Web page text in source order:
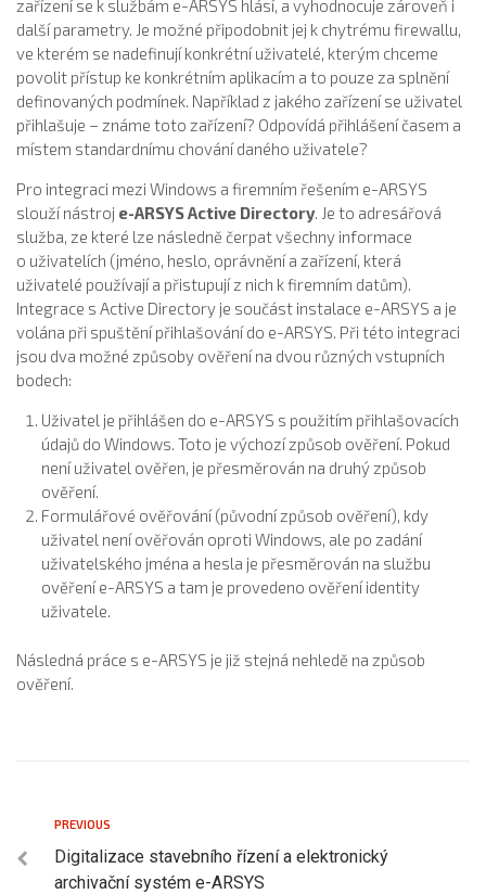
zařízení se k službám e-ARSYS hlásí, a vyhodnocuje zároveň i
další parametry. Je možné připodobnit jej k chytrému firewallu,
ve kterém se nadefinují konkrétní uživatelé, kterým chceme
povolit přístup ke konkrétním aplikacím a to pouze za splnění
definovaných podmínek. Například z jakého zařízení se uživatel
přihlašuje – známe toto zařízení? Odpovídá přihlášení časem a
místem standardnímu chování daného uživatele?
Pro integraci mezi Windows a firemním řešením e-ARSYS
slouží nástroj e-ARSYS Active Directory. Je to adresářová
služba, ze které lze následně čerpat všechny informace
o uživatelích (jméno, heslo, oprávnění a zařízení, která
uživatelé používají a přistupují z nich k firemním datům).
Integrace s Active Directory je součást instalace e-ARSYS a je
volána při spuštění přihlašování do e-ARSYS. Při této integraci
jsou dva možné způsoby ověření na dvou různých vstupních
bodech:
Uživatel je přihlášen do e-ARSYS s použitím přihlašovacích
údajů do Windows. Toto je výchozí způsob ověření. Pokud
není uživatel ověřen, je přesměrován na druhý způsob
ověření.
Formulářové ověřování (původní způsob ověření), kdy
uživatel není ověřován oproti Windows, ale po zadání
uživatelského jména a hesla je přesměrován na službu
ověření e-ARSYS a tam je provedeno ověření identity
uživatele.
Následná práce s e-ARSYS je již stejná nehledě na způsob
ověření.
PREVIOUS
Digitalizace stavebního řízení a elektronický
archivační systém e-ARSYS